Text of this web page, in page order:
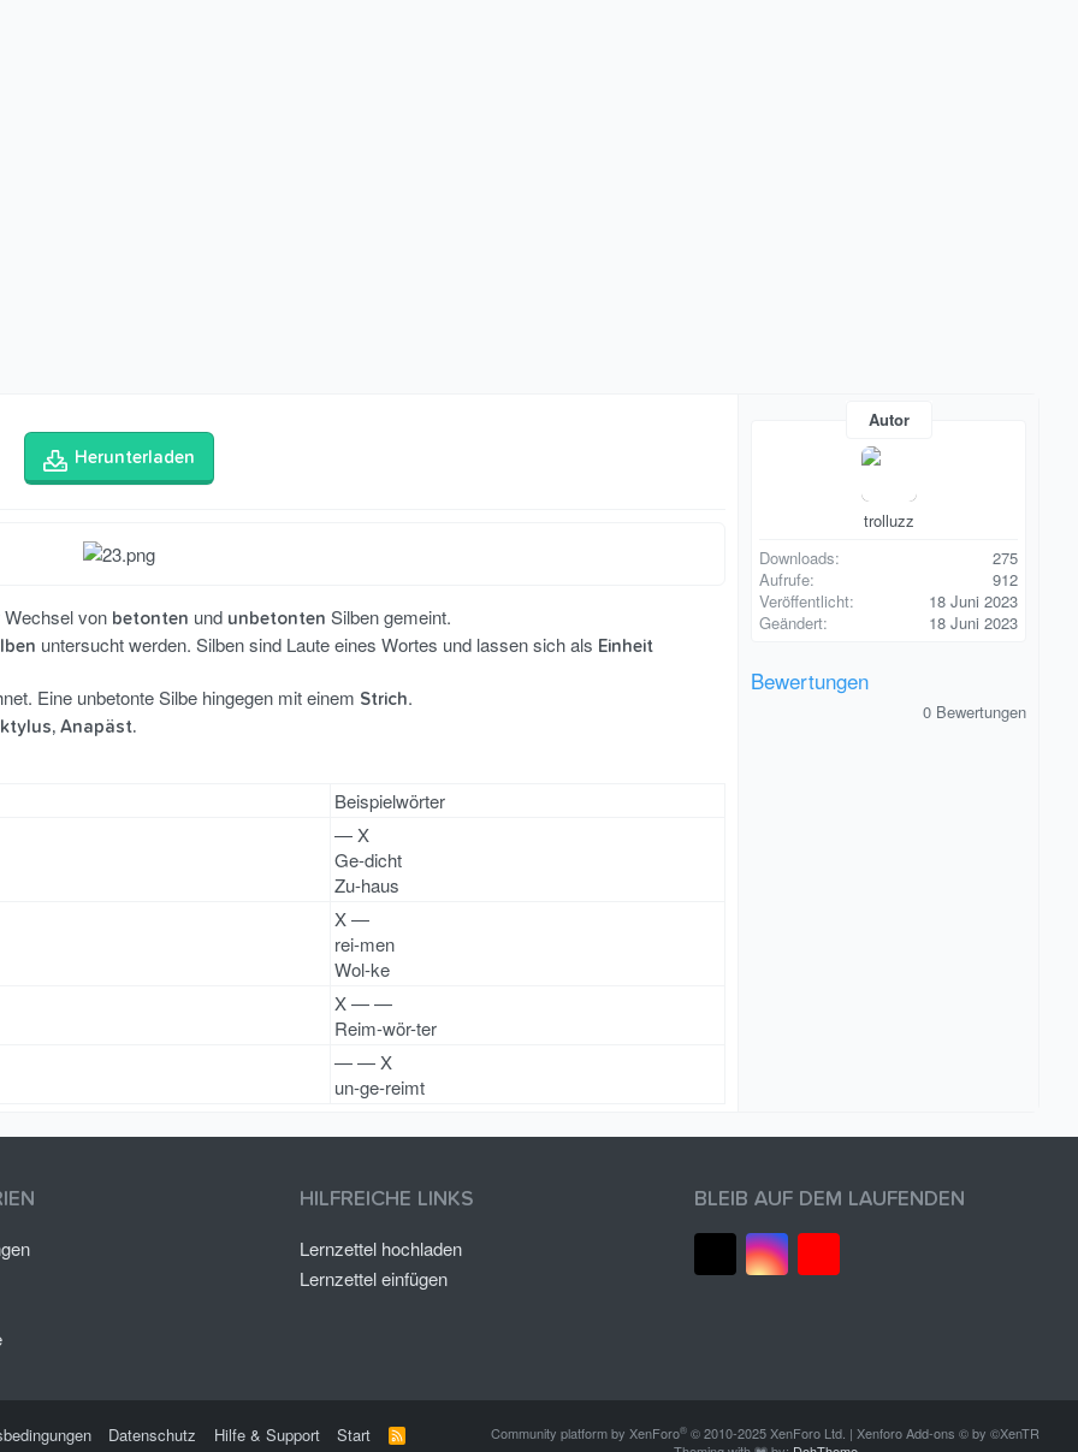
Herunterladen
von betonten und unbetonten Silben gemeint.
untersucht werden. Silben sind Laute eines Wortes und lassen sich als Einheit
Eine unbetonte Silbe hingegen mit einem Strich.
Anapäst.
Beispielwörter
— X
Ge-dicht
Zu-haus
X —
rei-men
Wol-ke
X — —
Reim-wör-ter
— — X
un-ge-reimt
Autor
trolluzz
Downloads
275
Aufrufe
912
Veröffentlicht
18 Juni 2023
Geändert
18 Juni 2023
Bewertungen
0 Bewertungen
HILFREICHE LINKS
Lernzettel hochladen
Lernzettel einfügen
BLEIB AUF DEM LAUFENDEN
Datenschutz Hilfe & Support Start
R
Community platform by XenForo® © 2010-2025 XenForo Ltd. | Xenforo Add-ons © by ©XenTR